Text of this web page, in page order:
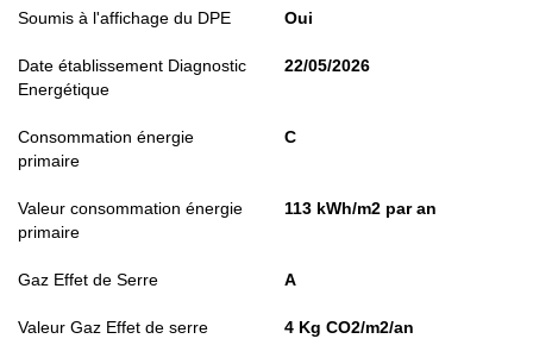
Soumis à l'affichage du DPE Oui
Date établissement Diagnostic
Energétique
22/05/2026
Consommation énergie
primaire
C
Valeur consommation énergie
primaire
113 kWh/m2 par an
Gaz Effet de Serre A
Valeur Gaz Effet de serre 4 Kg CO2/m2/an